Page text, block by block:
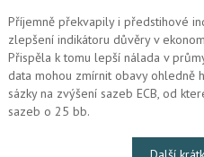
Příjemně překvapily i předstihové
zlepšení indikátoru důvěry v
Přispěla k tomu lepší nálada v
data mohou zmírnit obavy ohledně
sázky na zvýšení sazeb ECB, od
sazeb o 25 bb.